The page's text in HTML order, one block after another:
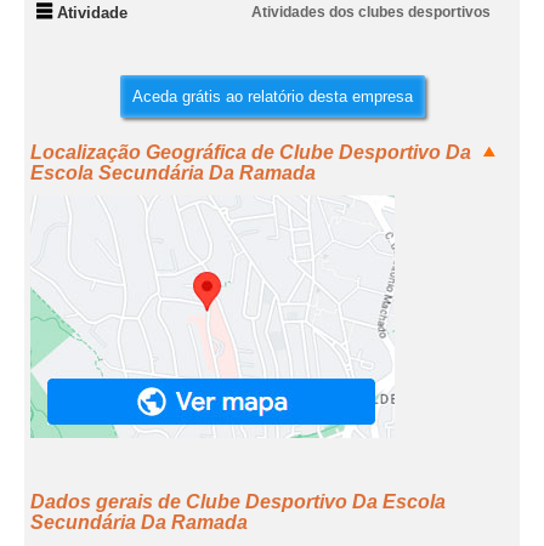
Atividade Atividades dos clubes desportivos
Aceda grátis ao relatório desta empresa
Localização Geográfica de Clube Desportivo Da
Escola Secundária Da Ramada
Dados gerais de Clube Desportivo Da Escola
Secundária Da Ramada